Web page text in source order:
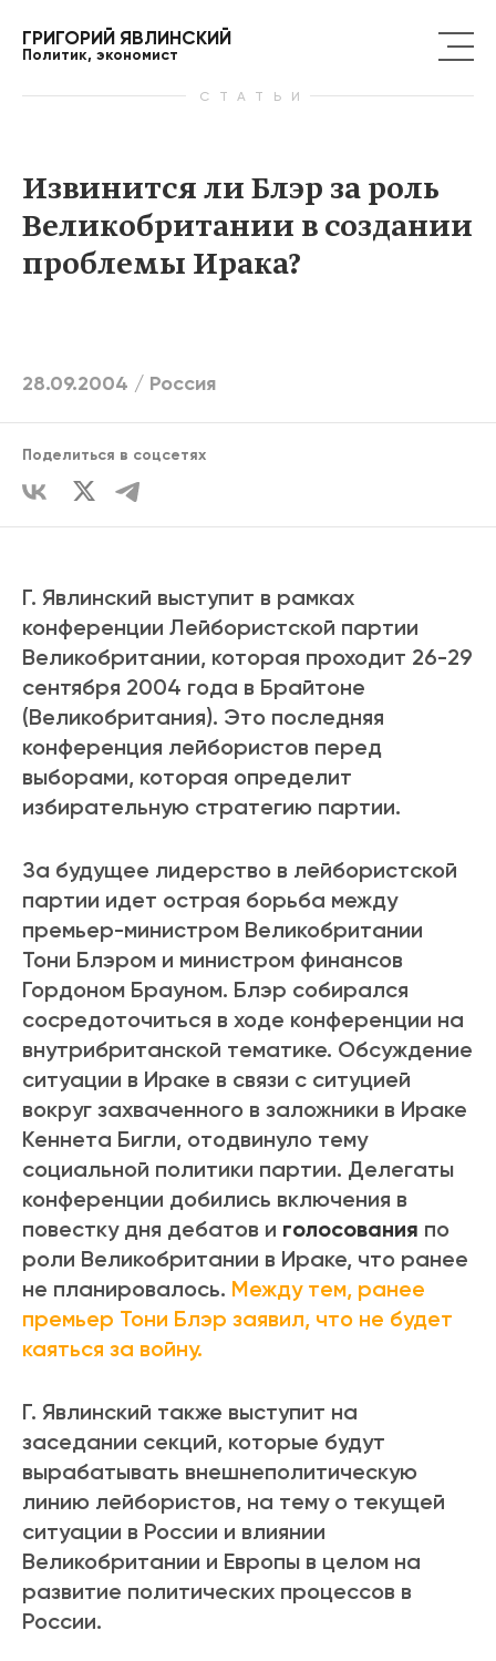
ГРИГОРИЙ ЯВЛИНСКИЙ
Политик, экономист
СТАТЬИ
Извинится ли Блэр за роль
Великобритании в создании
проблемы Ирака?
28.09.2004 / Россия
Поделиться в соцсетях
Г. Явлинский выступит в рамках
конференции Лейбористской партии
Великобритании, которая проходит 26-29
сентября 2004 года в Брайтоне
(Великобритания). Это последняя
конференция лейбористов перед
выборами, которая определит
избирательную стратегию партии.
За будущее лидерство в лейбористской
партии идет острая борьба между
премьер-министром Великобритании
Тони Блэром и министром финансов
Гордоном Брауном. Блэр собирался
сосредоточиться в ходе конференции на
внутрибританской тематике. Обсуждение
ситуации в Ираке в связи с ситуцией
вокруг захваченного в заложники в Ираке
Кеннета Бигли, отодвинуло тему
социальной политики партии. Делегаты
конференции добились включения в
повестку дня дебатов и голосования по
роли Великобритании в Ираке, что ранее
не планировалось. Между тем, ранее
премьер Тони Блэр заявил, что не будет
каяться за войну.
Г. Явлинский также выступит на
заседании секций, которые будут
вырабатывать внешнеполитическую
линию лейбористов, на тему о текущей
ситуации в России и влиянии
Великобритании и Европы в целом на
развитие политических процессов в
России.